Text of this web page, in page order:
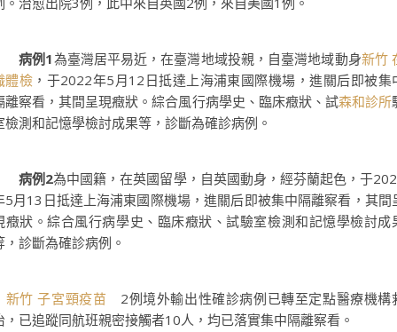
病例1為臺灣居平易近，在臺灣地域投親，自臺灣地域動身新竹
體檢 ，于2022年5月12日抵達上海浦東國際機場，進關后即被集
離察看，其間呈現癥狀。綜合風行病學史、臨床癥狀、試森和診所
檢測和記憶學檢討成果等，診斷為確診病例。
病例2為中國籍，在英國留學，自英國動身，經芬蘭起色，于
5月13日抵達上海浦東國際機場，進關后即被集中隔離察看，其間
癥狀。綜合風行病學史、臨床癥狀、試驗室檢測和記憶學檢討成
，診斷為確診病例。
新竹 子宮頸疫苗 2例境外輸出性確診病例已轉至定點醫療機構
，已追蹤同航班親密接觸者10人，均已落實集中隔離察看。